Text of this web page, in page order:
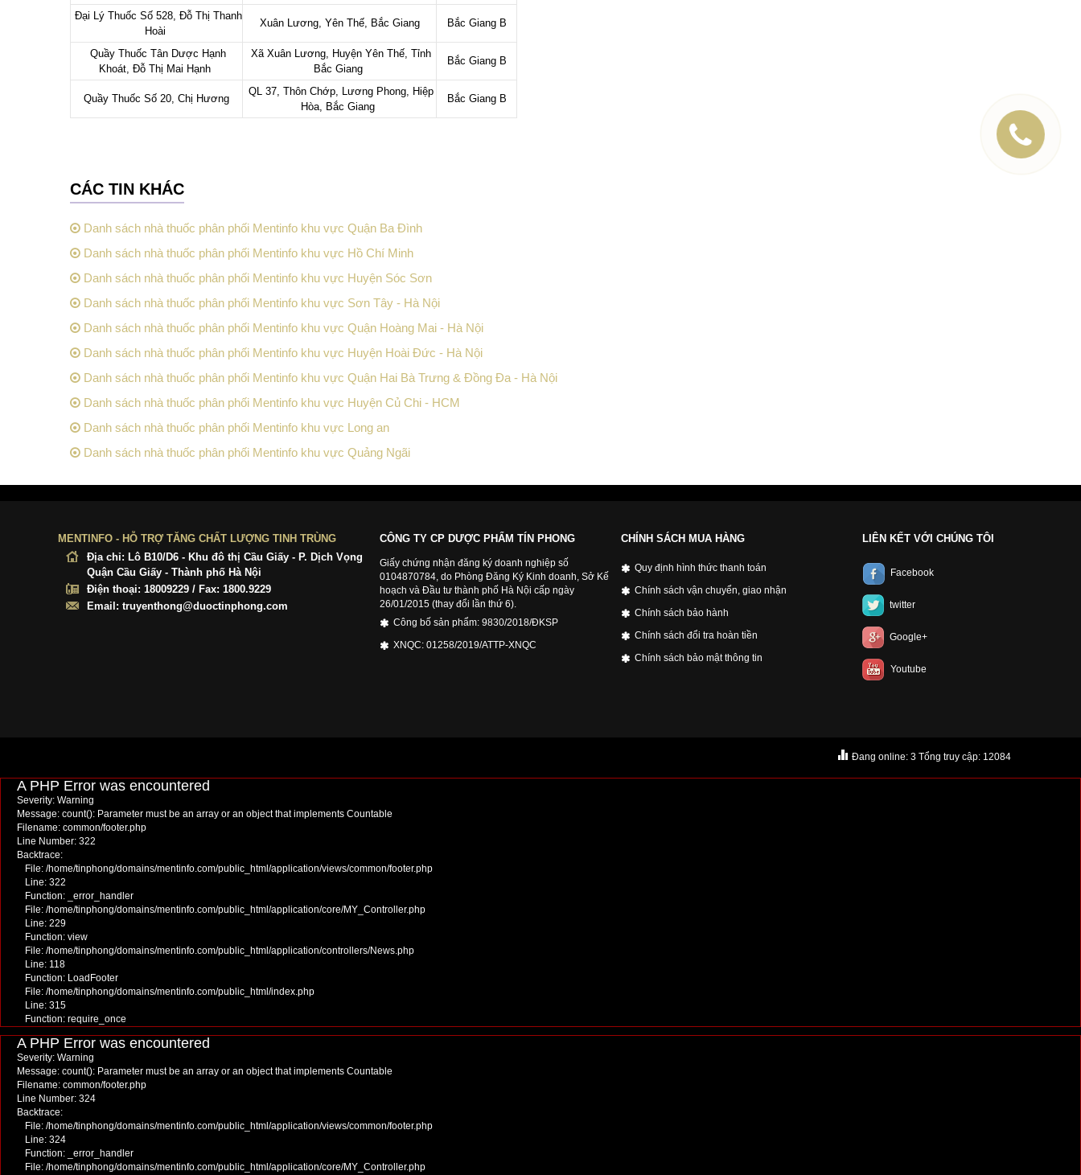
Đại Lý Thuốc Số 528, Đỗ Thị Thanh
Hoài
Xuân Lương, Yên Thế, Bắc Giang Bắc Giang B
Quầy Thuốc Tân Dược Hạnh
Khoát, Đỗ Thị Mai Hạnh
Xã Xuân Lương, Huyện Yên Thế, Tỉnh
Bắc Giang
Bắc Giang B
Quầy Thuốc Số 20, Chị Hương
QL 37, Thôn Chớp, Lương Phong, Hiệp
Hòa, Bắc Giang
Bắc Giang B
CÁC TIN KHÁC
Danh sách nhà thuốc phân phối Mentinfo khu vực Quận Ba Đình
Danh sách nhà thuốc phân phối Mentinfo khu vực Hồ Chí Minh
Danh sách nhà thuốc phân phối Mentinfo khu vực Huyện Sóc Sơn
Danh sách nhà thuốc phân phối Mentinfo khu vực Sơn Tây - Hà Nội
Danh sách nhà thuốc phân phối Mentinfo khu vực Quận Hoàng Mai - Hà Nội
Danh sách nhà thuốc phân phối Mentinfo khu vực Huyện Hoài Đức - Hà Nội
Danh sách nhà thuốc phân phối Mentinfo khu vực Quận Hai Bà Trưng & Đồng Đa - Hà Nội
Danh sách nhà thuốc phân phối Mentinfo khu vực Huyện Củ Chi - HCM
Danh sách nhà thuốc phân phối Mentinfo khu vực Long an
Danh sách nhà thuốc phân phối Mentinfo khu vực Quảng Ngãi
MENTINFO - HỖ TRỢ TĂNG CHẤT LƯỢNG TINH TRÙNG
Địa chỉ: Lô B10/D6 - Khu đô thị Cầu Giấy - P. Dịch Vọng
Quận Cầu Giấy - Thành phố Hà Nội
Điện thoại: 18009229 / Fax: 1800.9229
Email: truyenthong@duoctinphong.com
CÔNG TY CP DƯỢC PHẨM TÍN PHONG
Giấy chứng nhận đăng ký doanh nghiệp số
0104870784, do Phòng Đăng Ký Kinh doanh, Sở Kế
hoạch và Đầu tư thành phố Hà Nội cấp ngày
26/01/2015 (thay đổi lần thứ 6).
Công bố sản phẩm: 9830/2018/ĐKSP
XNQC: 01258/2019/ATTP-XNQC
CHÍNH SÁCH MUA HÀNG
Quy định hình thức thanh toán
Chính sách vận chuyển, giao nhận
Chính sách bảo hành
Chính sách đổi tra hoàn tiền
Chính sách bảo mật thông tin
LIÊN KẾT VỚI CHÚNG TÔI
Facebook
twitter
Google+
Youtube
Đang online: 3 Tổng truy cập: 12084
A PHP Error was encountered
Severity: Warning
Message: count(): Parameter must be an array or an object that implements Countable
Filename: common/footer.php
Line Number: 322
Backtrace:
File: /home/tinphong/domains/mentinfo.com/public_html/application/views/common/footer.php
Line: 322
Function: _error_handler
File: /home/tinphong/domains/mentinfo.com/public_html/application/core/MY_Controller.php
Line: 229
Function: view
File: /home/tinphong/domains/mentinfo.com/public_html/application/controllers/News.php
Line: 118
Function: LoadFooter
File: /home/tinphong/domains/mentinfo.com/public_html/index.php
Line: 315
Function: require_once
A PHP Error was encountered
Severity: Warning
Message: count(): Parameter must be an array or an object that implements Countable
Filename: common/footer.php
Line Number: 324
Backtrace:
File: /home/tinphong/domains/mentinfo.com/public_html/application/views/common/footer.php
Line: 324
Function: _error_handler
File: /home/tinphong/domains/mentinfo.com/public_html/application/core/MY_Controller.php